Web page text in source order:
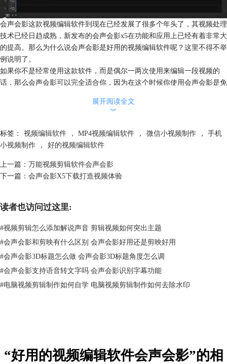
会声会影这款视频编辑软件到现在已经发展了很多个年头了，其视频处理
技术已经日趋成熟，新发布的会声会影x5在功能和应用上已经有着非常大
的提高。那么为什么说会声会影是好用的视频编辑软件呢？这里不得不举
例说明了。
如果你不是经常使用这款软件，而是偶尔一两次使用来编辑一段视频的
话，那么会声会影可以完全适合你，因为在这个时候你使用会声会影是免
果你只是偶尔需要编辑视频，那么你肯定不会花心思去慢慢学习相关的专
你的要求了。
这是一款操作非常简单的视频剪辑软件，可以让你在短时间内理解并且可
力之处。 会声会影作为一款好用的视频编辑软件其优势有太多太多，这
里就不一一说明了，希望这款软件可以让越来越多的人受益，为更多的人
展开阅读全文
︾
标签： 视频编辑软件 ， MP4视频编辑软件 ， 微信小视频制作 ，
手机
小视频制作
， 好的视频编辑软件
上一篇： 万能视频剪辑软件会声会影
下一篇： 会声会影X5下载打造视频体验
读者也访问过这里:
#视频剪辑怎么添加解说声音 剪辑视频如何突出主题
#会声会影和剪映有什么区别 会声会影好用还是剪映好用
#会声会影3D标题怎么做 会声会影3D标题角度怎么调
#会声会影支持语音转文字吗 会声会影识别字幕功能
#电脑视频剪辑制作如何自学 电脑视频剪辑制作如何去除水印
“好用的视频编辑软件会声会影”的相